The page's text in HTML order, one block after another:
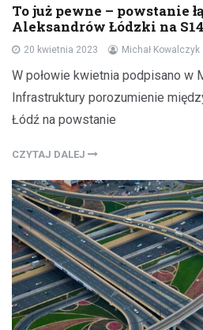
To już pewne – powstanie
Aleksandrów Łódzki na
20 kwietnia 2023 Michał Kowalczyk
W połowie kwietnia podpisano w
Infrastruktury porozumienie
Łódź na powstanie
CZYTAJ DALEJ